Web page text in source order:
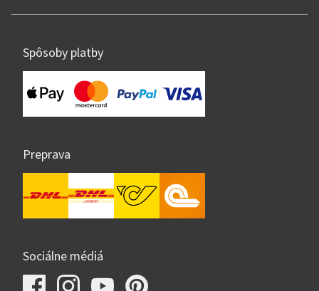
Spôsoby platby
Preprava
Sociálne médiá